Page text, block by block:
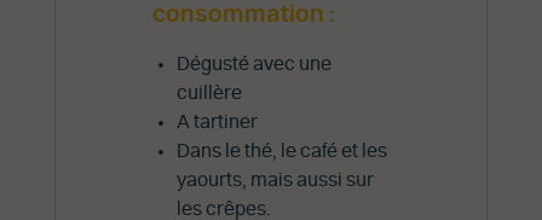
consommation :
Dégusté avec une
cuillère
A tartiner
Dans le thé, le café et les
yaourts, mais aussi sur
les crêpes.